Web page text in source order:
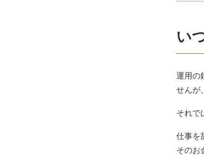
い
運用の
せんが
それで
仕事を
そのお